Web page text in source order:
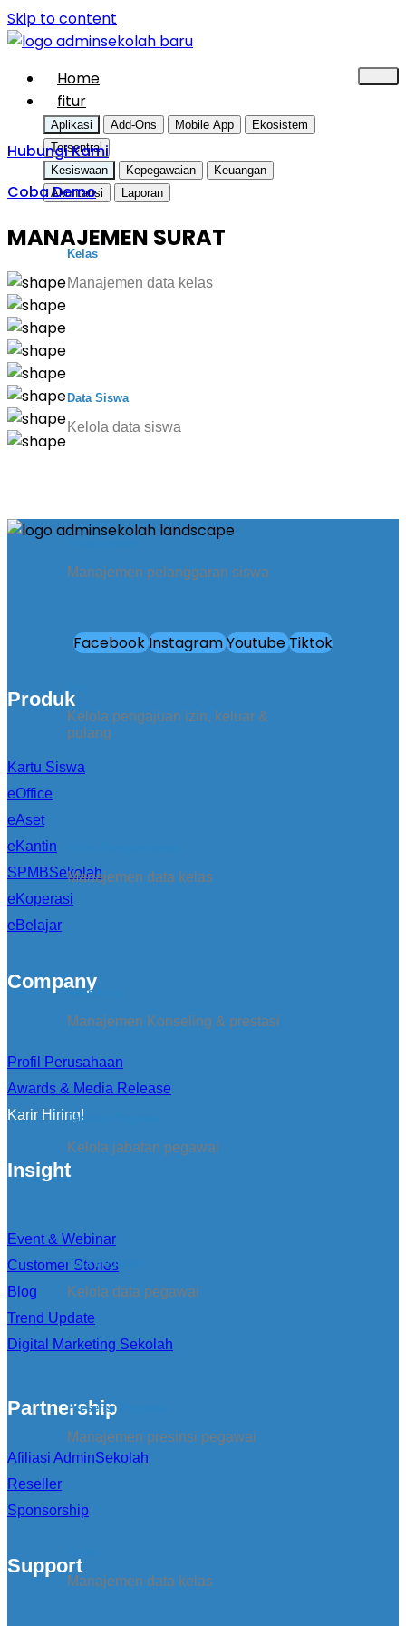
Skip to content
Home
fitur
Aplikasi Add-Ons Mobile App
Ekosistem
Tersentral
Kesiswaan
Kepegawaian
Keuangan
Akuntansi
Laporan
Kelas
Manajemen data kelas
Data Siswa
Kelola data siswa
Manajemen pelanggaran siswa
Kelola pengajuan izin, keluar &
pulang
Manajemen data kelas
konseling
Manajemen Konseling & prestasi
Jabatan Pegawai
Kelola jabatan pegawai
Data Pegawai
Kelola data pegawai
Presensi Pegawai
Manajemen presinsi pegawai
Manajemen data kelas
Hubungi Kami
Coba Demo
MANAJEMEN SURAT
FacebookInstagramYoutubeTiktok
Produk
Kartu Siswa
eOffice
eAset
eKantin
SPMBSekolah
eKoperasi
eBelajar
Company
Profil Perusahaan
Awards & Media Release
Karir Hiring!
Insight
Event & Webinar
Customer Stories
Blog
Trend Update
Digital Marketing Sekolah
Partnership
Afiliasi AdminSekolah
Reseller
Sponsorship
Support